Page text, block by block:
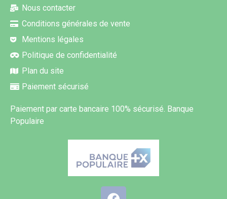
Nous contacter
Conditions générales de vente
Mentions légales
Politique de confidentialité
Plan du site
Paiement sécurisé
Paiement par carte bancaire 100% sécurisé. Banque
Populaire